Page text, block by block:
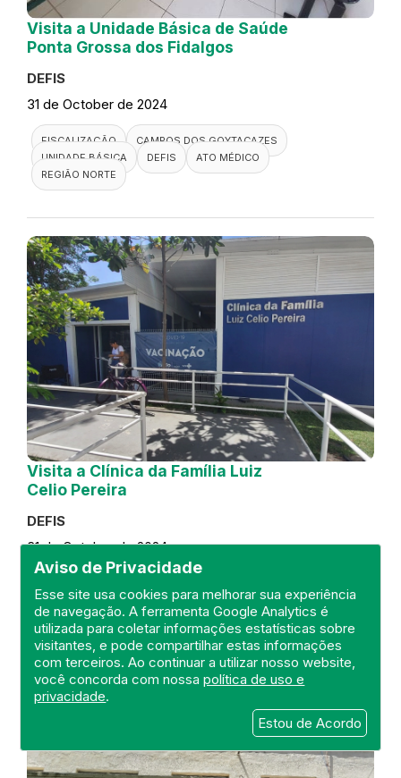
Aviso de Privacidade
Esse site usa cookies para melhorar sua experiência
de navegação. A ferramenta Google Analytics é
utilizada para coletar informações estatísticas sobre
visitantes, e pode compartilhar estas informações
com terceiros. Ao continuar a utilizar nosso website,
você concorda com nossapolítica de uso e
privacidade.
Estou de Acordo
Visita a Unidade Básica de Saúde
Ponta Grossa dos Fidalgos
DEFIS
31 de October de 2024
FISCALIZAÇÃO
CAMPOS DOS GOYTACAZES
UNIDADE BÁSICA
DEFIS
ATO MÉDICO
REGIÃO NORTE
Visita a Clínica da Família Luiz
Celio Pereira
DEFIS
31 de October de 2024
REGIÃO METROPOLITANA
DEFIS
ATO MÉDICO
CLÍNICA DA FAMÍLIA